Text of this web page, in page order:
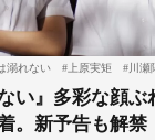
溺れない #上原実矩 #川瀬
い』多彩な顔
。新予告も解禁